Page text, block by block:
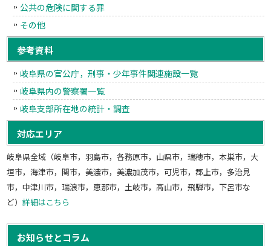
公共の危険に関する罪
その他
参考資料
岐阜県の官公庁，刑事・少年事件関連施設一覧
岐阜県内の警察署一覧
岐阜支部所在地の統計・調査
対応エリア
岐阜県全域（岐阜市，羽島市，各務原市，山県市，瑞穂市，本巣市，大
垣市，海津市，関市，美濃市，美濃加茂市，可児市，郡上市，多治見
市，中津川市，瑞浪市，恵那市，土岐市，高山市，飛騨市，下呂市な
ど）詳細はこちら
お知らせとコラム